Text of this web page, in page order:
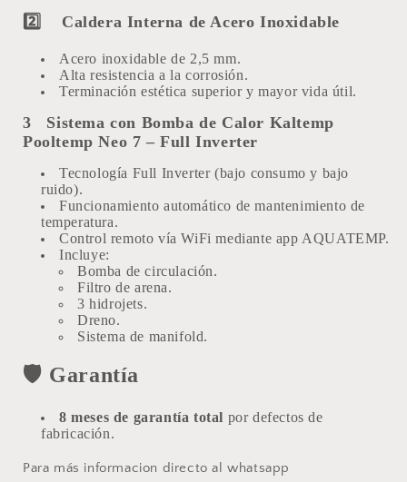
2️⃣ Caldera Interna de Acero Inoxidable
Acero inoxidable de 2,5 mm.
Alta resistencia a la corrosión.
Terminación estética superior y mayor vida útil.
3️
Sistema con Bomba de Calor Kaltemp
Pooltemp Neo 7 – Full Inverter
Tecnología Full Inverter (bajo consumo y bajo
ruido).
Funcionamiento automático de mantenimiento de
temperatura.
Control remoto vía WiFi mediante app AQUATEMP.
Incluye:
Bomba de circulación.
Filtro de arena.
3 hidrojets.
Dreno.
Sistema de manifold.
🛡️ Garantía
8 meses de garantía total por defectos de
fabricación.
Para más informacion directo al whatsapp